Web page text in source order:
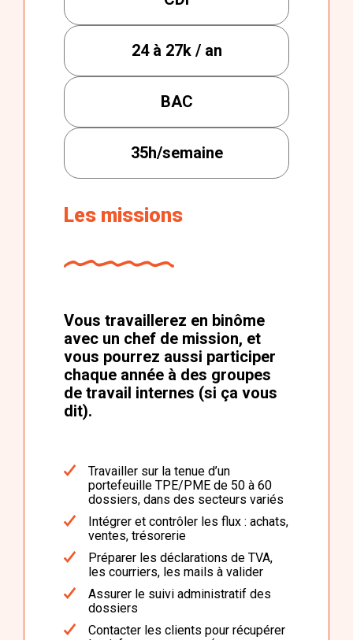
24 à 27k / an
BAC
35h/semaine
Les missions
Vous travaillerez en binôme
avec un chef de mission, et
vous pourrez aussi participer
chaque année à des groupes
de travail internes (si ça vous
dit).
Travailler sur la tenue d’un
portefeuille TPE/PME de 50 à 60
dossiers, dans des secteurs variés
Intégrer et contrôler les flux : achats,
ventes, trésorerie
Préparer les déclarations de TVA,
les courriers, les mails à valider
Assurer le suivi administratif des
dossiers
Contacter les clients pour récupérer